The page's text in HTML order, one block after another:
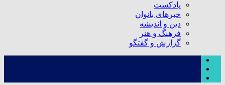
پادکست
خبرهای بانوان
دین و اندیشه
فرهنگ و هنر
گزارش و گفتگو